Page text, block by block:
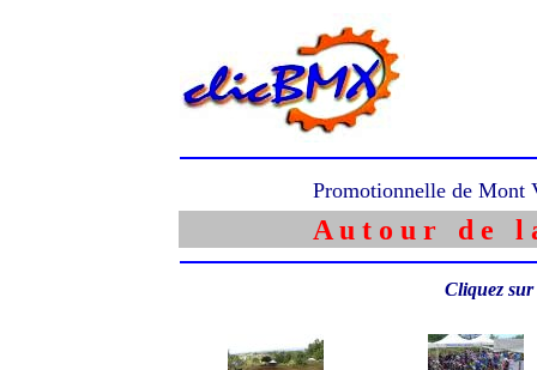
Promotionnelle de Mont
A u t o u r d e l
Cliquez